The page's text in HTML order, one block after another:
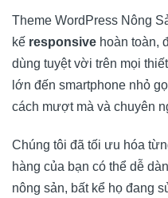
Theme WordPress Nông
kế responsive hoàn toàn,
dùng tuyệt vời trên mọi
lớn đến smartphone nhỏ
cách mượt mà và chuyên
Chúng tôi đã tối ưu hóa
hàng của bạn có thể dễ
nông sản, bất kể họ đang